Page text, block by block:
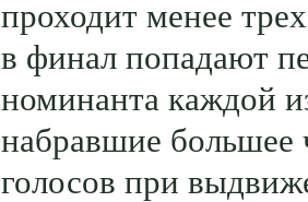
проходит менее
в финал попадают
номинанта каждой
набравшие большее
голосов при